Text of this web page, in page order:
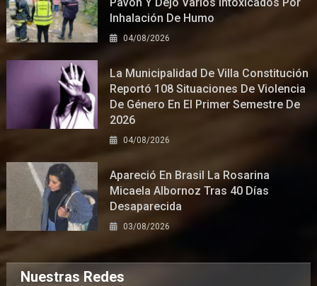
Inhalación De Humo
04/08/2026
La Municipalidad De Villa Constitución
Reportó 108 Situaciones De Violencia
De Género En El Primer Semestre De
2026
04/08/2026
Apareció En Brasil La Rosarina
Micaela Albornoz Tras 40 Días
Desaparecida
03/08/2026
Nuestras Redes